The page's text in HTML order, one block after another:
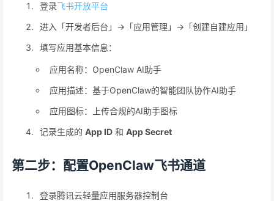
登录飞书开放平台
进入「开发者后台」→「应用管理」→「创建自建应用」
填写应用基本信息：
应用名称：OpenClaw AI助手
应用描述：基于OpenClaw的智能团队协作AI助手
应用图标：上传合规的AI助手图标
记录生成的 App ID 和 App Secret
第二步：配置OpenClaw飞书通道
登录腾讯云轻量应用服务器控制台